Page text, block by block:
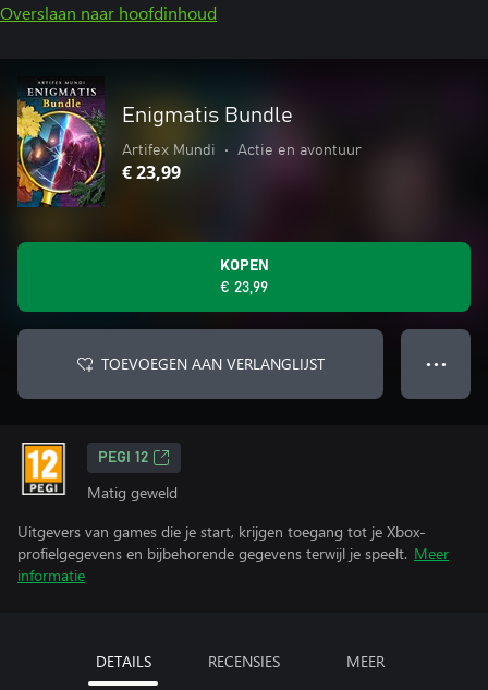
Overslaan naar hoofdinhoud
Enigmatis Bundle
Artifex Mundi • Actie en avontuur
€ 23,99
KOPEN
€ 23,99
TOEVOEGEN AAN VERLANGLIJST ● ● ●
PEGI 12
Matig geweld
Uitgevers van games die je start, krijgen toegang tot je Xbox-
profielgegevens en bijbehorende gegevens terwijl je speelt. Meer
informatie
DETAILS RECENSIES MEER